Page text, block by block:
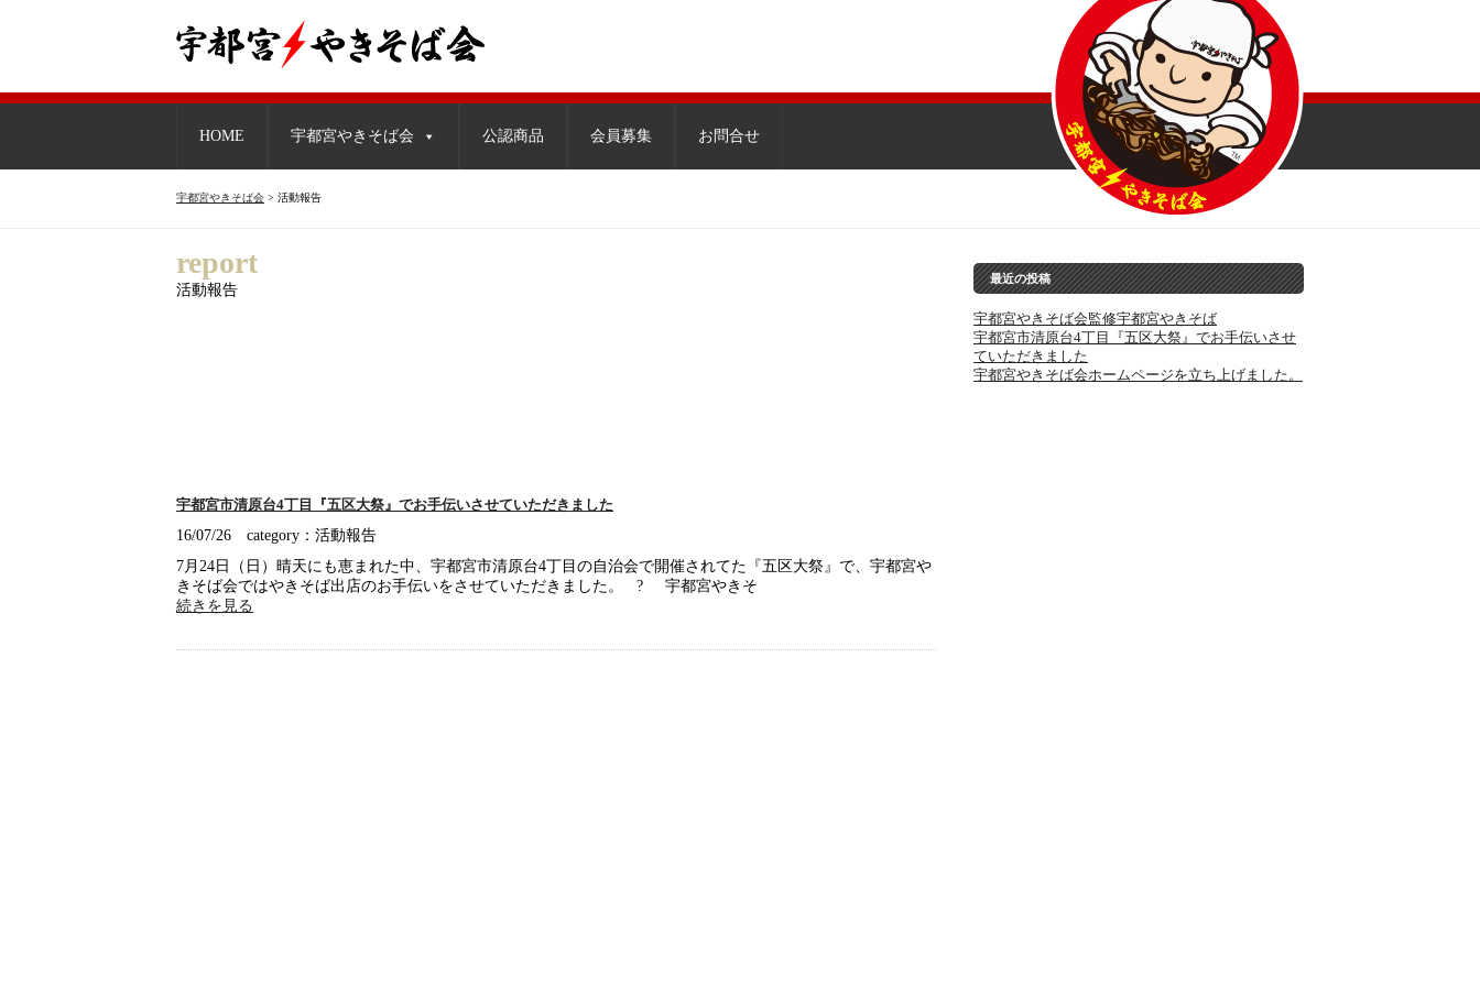
HOME 宇都宮やきそば会 公認商品 会員募集 お問合せ
宇都宮やきそば会 > 活動報告
report
活動報告
宇都宮市清原台4丁目『五区大祭』でお手伝いさせていただきました
16/07/26 category：活動報告
7月24日（日）晴天にも恵まれた中、宇都宮市清原台4丁目の自治会で開催されてた『五区大祭』で、宇都宮や
きそば会ではやきそば出店のお手伝いをさせていただきました。 ? 宇都宮やきそ
続きを見る
最近の投稿
宇都宮やきそば会監修宇都宮やきそば
宇都宮市清原台4丁目『五区大祭』でお手伝いさせ
ていただきました
宇都宮やきそば会ホームページを立ち上げました。